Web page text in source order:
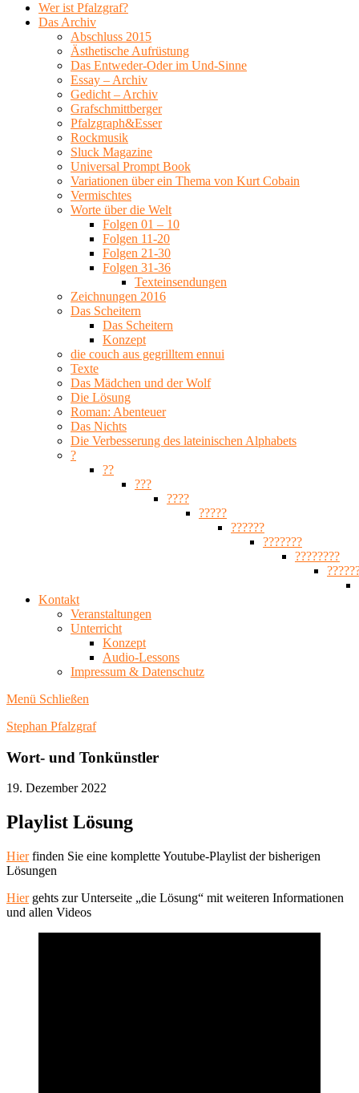
Wer ist Pfalzgraf?
Das Archiv
Abschluss 2015
Ästhetische Aufrüstung
Das Entweder-Oder im Und-Sinne
Essay – Archiv
Gedicht – Archiv
Grafschmittberger
Pfalzgraph&Esser
Rockmusik
Sluck Magazine
Universal Prompt Book
Variationen über ein Thema von Kurt Cobain
Vermischtes
Worte über die Welt
Folgen 01 – 10
Folgen 11-20
Folgen 21-30
Folgen 31-36
Texteinsendungen
Zeichnungen 2016
Das Scheitern
Das Scheitern
Konzept
die couch aus gegrilltem ennui
Texte
Das Mädchen und der Wolf
Die Lösung
Roman: Abenteuer
Das Nichts
Die Verbesserung des lateinischen Alphabets
?
??
???
????
?????
??????
???????
????????
Kontakt
Veranstaltungen
Unterricht
Konzept
Audio-Lessons
Impressum & Datenschutz
Menü Schließen
Stephan Pfalzgraf
Wort- und Tonkünstler
19. Dezember 2022
Playlist Lösung
Hierfinden Sie eine komplette Youtube-Playlist der bisherigen
Lösungen
Hiergehts zur Unterseite „die Lösung“ mit weiteren Informationen
und allen Videos